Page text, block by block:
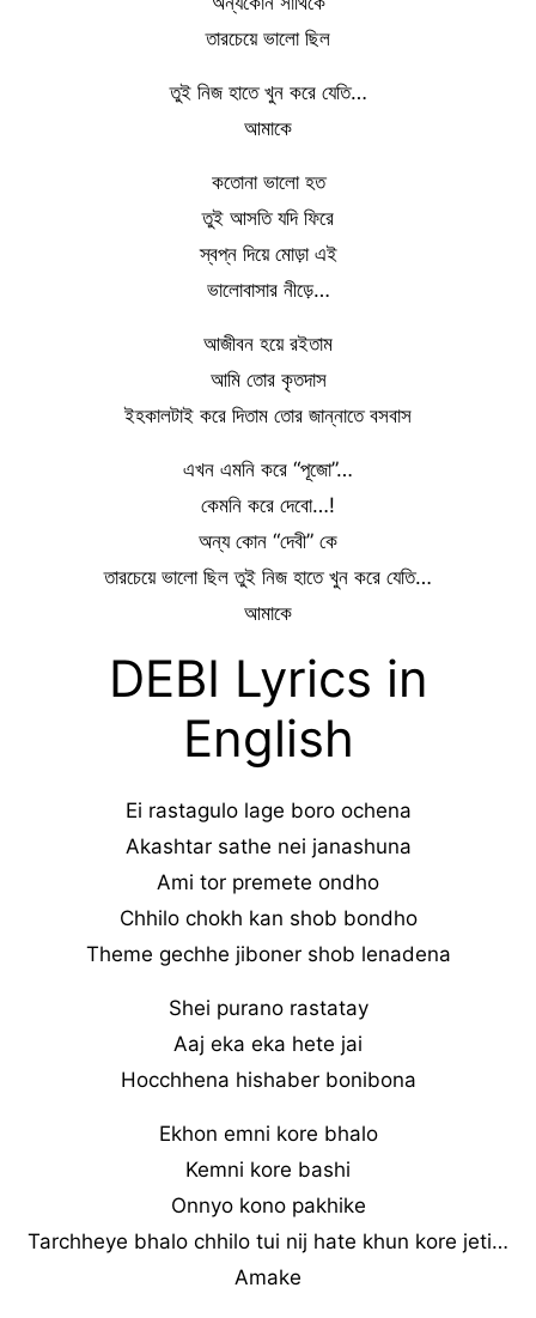
তারচেয়ে ভালো ছিল
তুই নিজ হাতে খুন করে যেতি…
আমাকে
কতোনা ভালো হত
তুই আসতি যদি ফিরে
স্বপ্ন দিয়ে মোড়া এই
ভালোবাসার নীড়ে…
আজীবন হয়ে রইতাম
আমি তোর কৃতদাস
ইহকালটাই করে দিতাম তোর জান্নাতে বসবাস
এখন এমনি করে “পূজো”…
কেমনি করে দেবো…!
অন্য কোন “দেবী” কে
তারচেয়ে ভালো ছিল তুই নিজ হাতে খুন করে যেতি…
আমাকে
DEBI Lyrics in
English
Ei rastagulo lage boro ochena
Akashtar sathe nei janashuna
Ami tor premete ondho
Chhilo chokh kan shob bondho
Theme gechhe jiboner shob lenadena
Shei purano rastatay
Aaj eka eka hete jai
Hocchhena hishaber bonibona
Ekhon emni kore bhalo
Kemni kore bashi
Onnyo kono pakhike
Tarchheye bhalo chhilo tui nij hate khun kore jeti…
Amake